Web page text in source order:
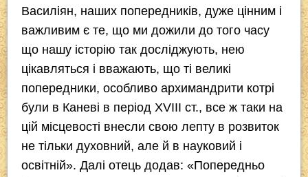
Василіян, наших попередників, дуже цінним і
важливим є те, що ми дожили до того часу
що нашу історію так досліджують, нею
цікавляться і вважають, що ті великі
попередники, особливо архимандрити котрі
були в Каневі в період XVIII ст., все ж таки на
цій місцевості внесли свою лепту в розвиток
не тільки духовний, але й в науковий і
освітній». Далі отець додав: «Попередньо